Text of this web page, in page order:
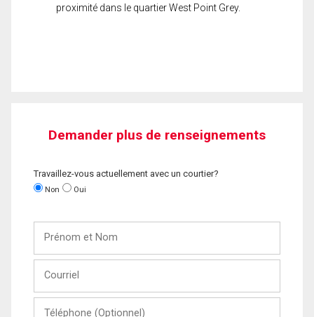
proximité dans le quartier West Point Grey.
Demander plus de renseignements
Travaillez-vous actuellement avec un courtier?
Non Oui
Nom